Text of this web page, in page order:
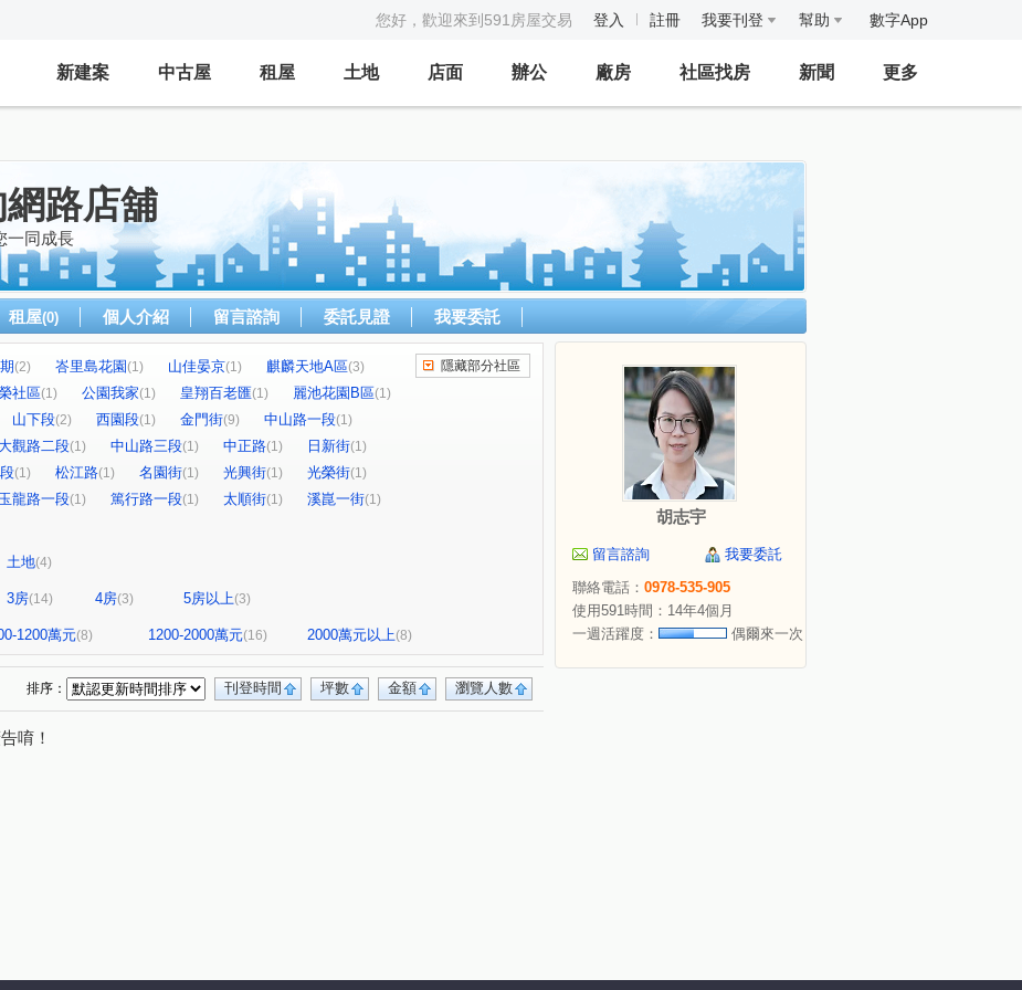
您好，歡迎來到591房屋交易 登入 註冊 我要刊登 幫助 數字App
新建案 中古屋 租屋 土地 店面 辦公 廠房 社區找房 新聞 更多
路店舖
一同成長
租屋(0) 個人介紹 留言諮詢 委託見證 我要委託
(2) 峇里島花園(1) 山佳晏京(1) 麒麟天地A區(3)
社區(1) 公園我家(1) 皇翔百老匯(1) 麗池花園B區(1)
山下段(2) 西園段(1) 金門街(9) 中山路一段(1)
大觀路二段(1) 中山路三段(1) 中正路(1) 日新街(1)
(1) 松江路(1) 名園街(1) 光興街(1) 光榮街(1)
玉龍路一段(1) 篤行路一段(1) 太順街(1) 溪崑一街(1)
隱藏部分社區
土地(4)
3房(14) 4房(3) 5房以上(3)
1200萬元(8) 1200-2000萬元(16) 2000萬元以上(8)
瀏覽人數
金額
坪數
刊登時間
排序：
唷！
胡志宇
留言諮詢
我要委託
聯絡電話： 0978-535-905
使用591時間：14年4個月
一週活躍度：
偶爾來一次